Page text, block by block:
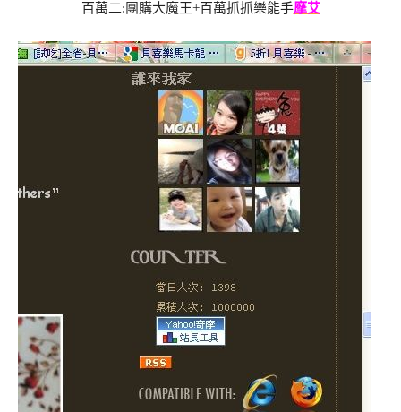
百萬二:團購大魔王+百萬抓抓樂能手摩艾